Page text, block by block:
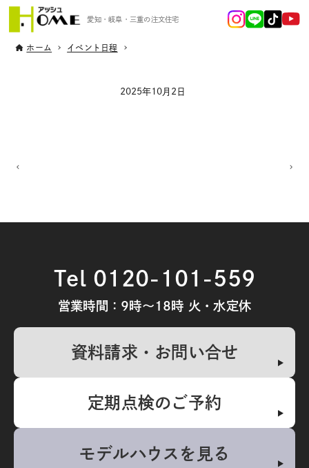
愛知・岐阜・三重の注文住宅
ホーム イベント日程
2025年10月2日
Tel 0120-101-559
営業時間：9時～18時 火・水定休
資料請求・お問い合せ
定期点検のご予約
モデルハウスを見る